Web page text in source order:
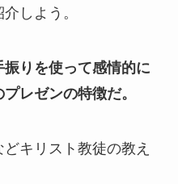
しよう。
りを使って感情的に
レゼンの特徴だ。
キリスト教徒の教え